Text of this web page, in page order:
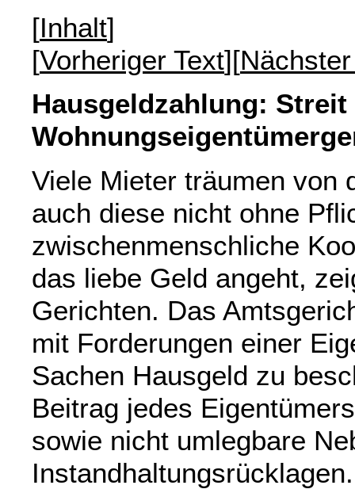
[Inhalt]
[Vorheriger Text][
Hausgeldzahlung:
Viele Mieter träumen von
auch diese nicht ohne
zwischenmenschliche
das liebe Geld angeht,
Gerichten. Das
mit Forderungen einer
Sachen Hausgeld zu
Beitrag jedes
sowie nicht umlegbare
Instandhaltungsrücklagen.